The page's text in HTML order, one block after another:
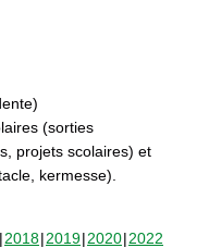
(sorties
projets scolaires) et
kermesse).
2018 2019 2020 2022